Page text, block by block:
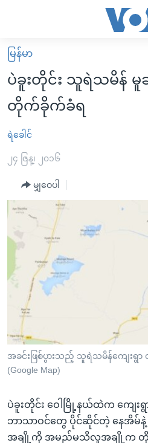
လွယ်ကူ
စေ
သည့်
Link
များ
ပင်မ
ကျော်
ရန်
စာမျက်နှာ
ကျော်
ကြည့်
ရန်
ရန်
နေရာ
သို့
မူလစာမျက်နှာ
မြန်မာ
ကမ္ဘာ့သတင်းများ
နိုင်ငံတကာ
အမေရိကန်
အစ္စရေး-ပါလက်စတိုင်း
ဗွီဒီယို
သတင်းလွတ်လပ်ခွင့်
အင်္ဂလိပ်စာလေ့လာမယ်
အမေရိကန်သုံးအီဒီယံ
မကြေးမုံရဲ့ အင်္ဂလိပ်စာ
ရုပ်ရှင်ထဲက အင်္ဂလိပ်စာ
သုတပဒေသာ အင်္ဂလိပ်စာ
အပတ်စဉ်ကဏ္ဍများ
ရေဒီယို
ရေဒီယိုနှင့်ရုပ်သံ အချက်အလက်မျာ
ရေဒီယို/တီဗွီအစီအစဉ်
Learning English
မြန်မာ
ပဲခူးတိုင်း သူရဲသမိန်
တိုက်ခိုက်ခံရ
ရဲခေါင်
၂၄ ဇြန္၊ ၂၀၁၆
မျှဝေပါ
အခင်းဖြစ်ပွားသည့် သူရဲသမိန်ကျေးရွာ
(Google Map)
ပဲခူးတိုင်း ဝေါမြို့နယ်ထဲက ကျေးရွ
ဘာသာဝင်တွေ ပိုင်ဆိုင်တဲ့ နေအိမ်
အချို့ကို အမည်မသိလူအချို့က တိုက်